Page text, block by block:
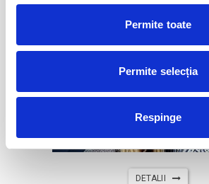
Permite toate
Permite selecția
Respinge
DETALII